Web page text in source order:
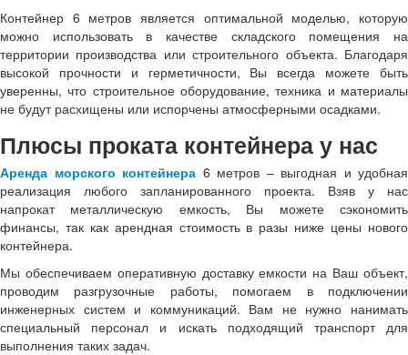
Контейнер 6 метров является оптимальной моделью, которую
можно использовать в качестве складского помещения на
территории производства или строительного объекта. Благодаря
высокой прочности и герметичности, Вы всегда можете быть
уверенны, что строительное оборудование, техника и материалы
не будут расхищены или испорчены атмосферными осадками.
Плюсы проката контейнера у нас
Аренда морского контейнера 6 метров – выгодная и удобная
реализация любого запланированного проекта. Взяв у нас
напрокат металлическую емкость, Вы можете сэкономить
финансы, так как арендная стоимость в разы ниже цены нового
контейнера.
Мы обеспечиваем оперативную доставку емкости на Ваш объект,
проводим разгрузочные работы, помогаем в подключении
инженерных систем и коммуникаций. Вам не нужно нанимать
специальный персонал и искать подходящий транспорт для
выполнения таких задач.